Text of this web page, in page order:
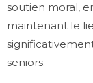
soutien moral,
maintenant le
seniors.